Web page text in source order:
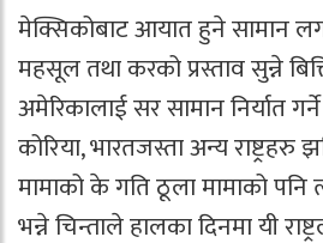
मेक्सिकोबाट आयात हुने सामान
महसूल तथा करको प्रस्ताव सुन्ने
अमेरिकालाई सर सामान निर्यात
कोरिया, भारतजस्ता अन्य
मामाको के गति ठूला मामाको पनि
भन्ने चिन्ताले हालका दिनमा यी